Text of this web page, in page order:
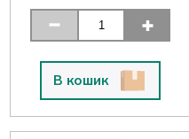
В кошик